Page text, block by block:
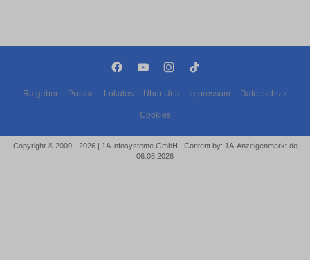
Ratgeber Presse Lokales Über Uns Impressum Datenschutz
Cookies
Copyright © 2000 - 2026 | 1A Infosysteme GmbH | Content by: 1A-Anzeigenmarkt.de
06.08.2026